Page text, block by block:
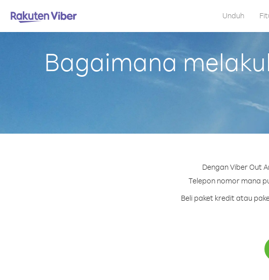
Unduh
Bagaimana
Dengan Viber Out
Telepon nomor mana
Beli paket kredit atau